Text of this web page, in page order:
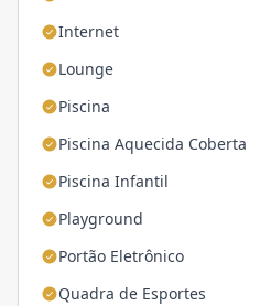
Internet
Lounge
Piscina
Piscina Aquecida Coberta
Piscina Infantil
Playground
Portão Eletrônico
Quadra de Esportes